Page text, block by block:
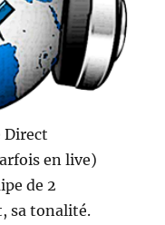
Direct
en live)
de 2
sa tonalité.